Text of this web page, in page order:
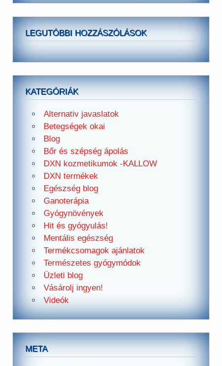
LEGUTÓBBI HOZZÁSZÓLÁSOK
KATEGÓRIÁK
Alternativ javaslatok
Betegségek okai
Blog
Bőr és szépség ápolás
DXN kozmetikumok -KALLOW
DXN termékek
Egészség blog
Ganoterápia
Gyógynövények
Hit és gyógyulás!
Mentális egészség
Termékcsomagok ajánlatok
Természetes gyógymódok
Üzleti blog
Vásárolj ingyen!
Videók
META